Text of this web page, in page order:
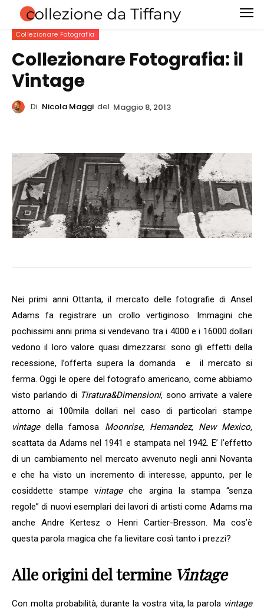
Collezionare Fotografia
Collezionare Fotografia: il
Vintage
Di Nicola Maggi del Maggio 8, 2013
Nei primi anni Ottanta, il mercato delle fotografie di Ansel
Adams fa registrare un crollo vertiginoso. Immagini che
pochissimi anni prima si vendevano tra i 4000 e i 16000 dollari
vedono il loro valore quasi dimezzarsi: sono gli effetti della
recessione, l’offerta supera la domanda e il mercato si
ferma. Oggi le opere del fotografo americano, come abbiamo
visto parlando di Tiratura&Dimensioni, sono arrivate a valere
attorno ai 100mila dollari nel caso di particolari stampe
vintagedella famosa Moonrise, Hernandez, New Mexico,
scattata da Adams nel 1941 e stampata nel 1942. E’ l’effetto
di un cambiamento nel mercato avvenuto negli anni Novanta
e che ha visto un incremento di interesse, appunto, per le
cosiddette stampe vintageche argina la stampa “senza
regole” di nuovi esemplari dei lavori di artisti come Adams ma
anche Andre Kertesz o Henri Cartier-Bresson. Ma cos’è
questa parola magica che fa lievitare così tanto i prezzi?
Alle origini del termine Vintage
Con molta probabilità, durante la vostra vita, la parola vintage